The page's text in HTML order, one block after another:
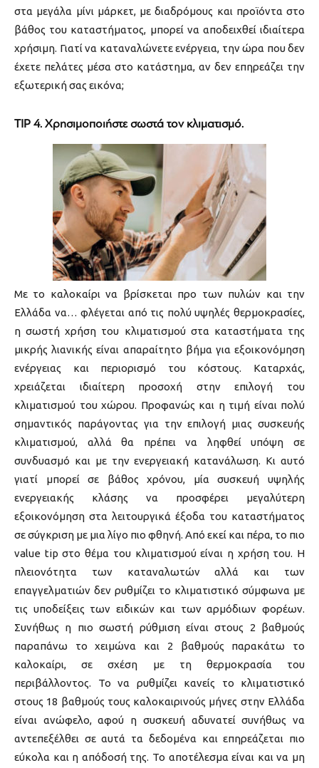
στα μεγάλα μίνι μάρκετ, με διαδρόμους και προϊόντα στο
βάθος του καταστήματος, μπορεί να αποδειχθεί ιδιαίτερα
χρήσιμη. Γιατί να καταναλώνετε ενέργεια, την ώρα που δεν
έχετε πελάτες μέσα στο κατάστημα, αν δεν επηρεάζει την
εξωτερική σας εικόνα;
TIP 4. Χρησιμοποιήστε σωστά τον κλιματισμό.
Με το καλοκαίρι να βρίσκεται προ των πυλών και την
Ελλάδα να… φλέγεται από τις πολύ υψηλές θερμοκρασίες,
η σωστή χρήση του κλιματισμού στα καταστήματα της
μικρής λιανικής είναι απαραίτητο βήμα για εξοικονόμηση
ενέργειας και περιορισμό του κόστους. Καταρχάς,
χρειάζεται ιδιαίτερη προσοχή στην επιλογή του
κλιματισμού του χώρου. Προφανώς και η τιμή είναι πολύ
σημαντικός παράγοντας για την επιλογή μιας συσκευής
κλιματισμού, αλλά θα πρέπει να ληφθεί υπόψη σε
συνδυασμό και με την ενεργειακή κατανάλωση. Κι αυτό
γιατί μπορεί σε βάθος χρόνου, μία συσκευή υψηλής
ενεργειακής κλάσης να προσφέρει μεγαλύτερη
εξοικονόμηση στα λειτουργικά έξοδα του καταστήματος
σε σύγκριση με μια λίγο πιο φθηνή. Από εκεί και πέρα, το πιο
value tip στο θέμα του κλιματισμού είναι η χρήση του. Η
πλειονότητα των καταναλωτών αλλά και των
επαγγελματιών δεν ρυθμίζει το κλιματιστικό σύμφωνα με
τις υποδείξεις των ειδικών και των αρμόδιων φορέων.
Συνήθως η πιο σωστή ρύθμιση είναι στους 2 βαθμούς
παραπάνω το χειμώνα και 2 βαθμούς παρακάτω το
καλοκαίρι, σε σχέση με τη θερμοκρασία του
περιβάλλοντος. Το να ρυθμίζει κανείς το κλιματιστικό
στους 18 βαθμούς τους καλοκαιρινούς μήνες στην Ελλάδα
είναι ανώφελο, αφού η συσκευή αδυνατεί συνήθως να
αντεπεξέλθει σε αυτά τα δεδομένα και επηρεάζεται πιο
εύκολα και η απόδοσή της. Το αποτέλεσμα είναι και να μη